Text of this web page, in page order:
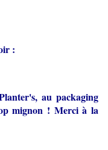
:
au packaging
mignon ! Merci à la